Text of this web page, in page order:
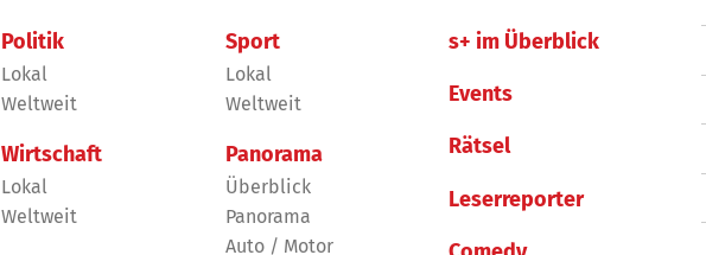
Politik
Lokal
Weltweit
Wirtschaft
Lokal
Weltweit
Sport
Lokal
Weltweit
Panorama
Überblick
Panorama
Auto / Motor
s+ im Überblick
Events
Rätsel
Leserreporter